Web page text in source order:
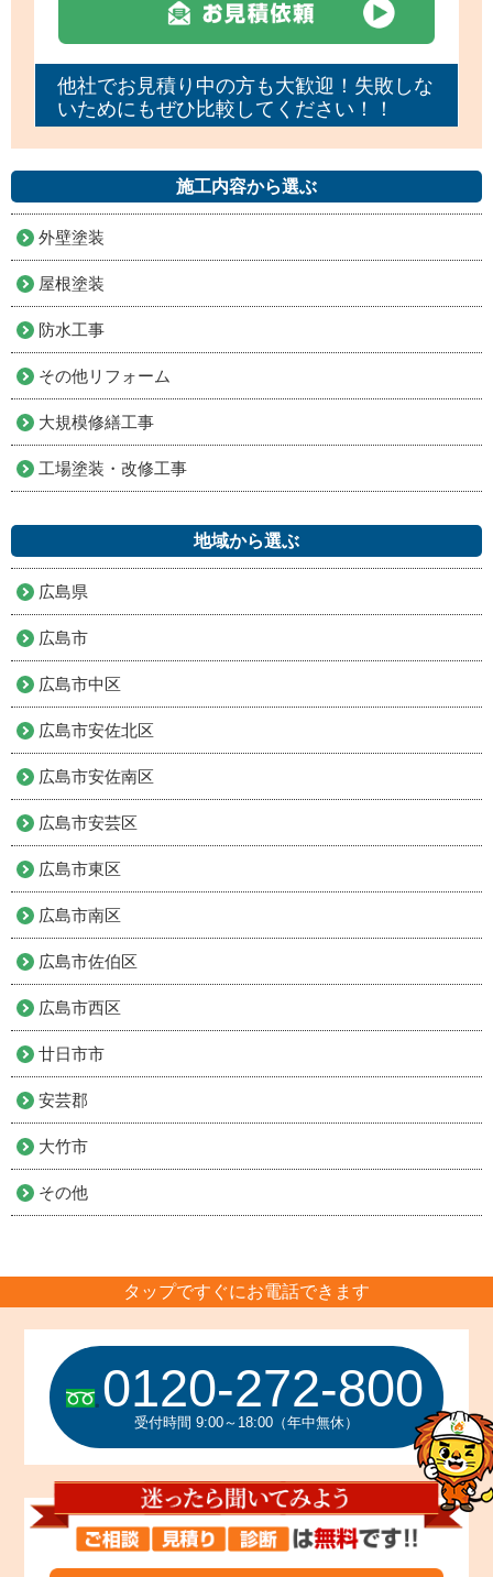
他社でお見積り中の方も大歓迎！失敗しな
いためにもぜひ比較してください！！
施工内容から選ぶ
外壁塗装
屋根塗装
防水工事
その他リフォーム
大規模修繕工事
工場塗装・改修工事
地域から選ぶ
広島県
広島市
広島市中区
広島市安佐北区
広島市安佐南区
広島市安芸区
広島市東区
広島市南区
広島市佐伯区
広島市西区
廿日市市
安芸郡
大竹市
その他
タップですぐにお電話できます
0120-272-800
受付時間 9:00～18:00（年中無休）